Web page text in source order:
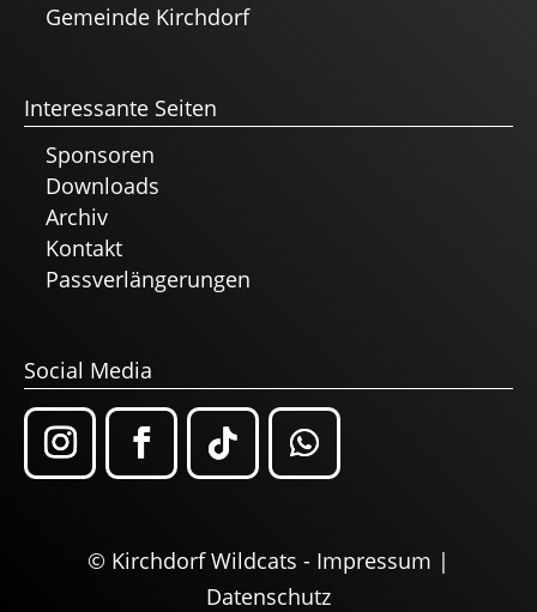
Gemeinde Kirchdorf
Interessante Seiten
Sponsoren
Downloads
Archiv
Kontakt
Passverlängerungen
Social Media
© Kirchdorf Wildcats - Impressum |
Datenschutz